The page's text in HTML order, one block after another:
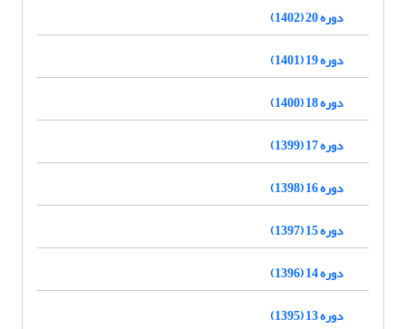
دوره 20 (1402)
دوره 19 (1401)
دوره 18 (1400)
دوره 17 (1399)
دوره 16 (1398)
دوره 15 (1397)
دوره 14 (1396)
دوره 13 (1395)